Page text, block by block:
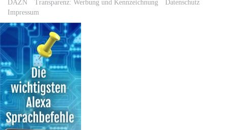
DAZN Transparenz: Werbung und Kennzeichnung
Datenschutz
Impressum